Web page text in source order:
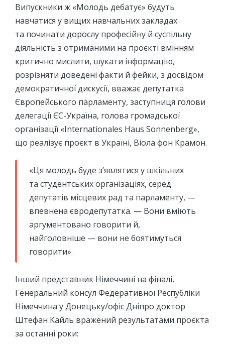
Випускники ж «Молодь дебатує» будуть
навчатися у вищих навчальних закладах
та починати дорослу професійну й суспільну
діяльність з отриманими на проєкті вмінням
критично мислити, шукати інформацію,
розрізняти доведені факти й фейки, з досвідом
демократичної дискусії, вважає депутатка
Європейського парламенту, заступниця голови
делегації ЄС-Україна, голова громадської
організації «Internationales Haus Sonnenberg»,
що реалізує проєкт в Україні, Віола фон Крамон.
«Ця молодь буде з’являтися у шкільних
та студентських організаціях, серед
депутатів місцевих рад та парламенту, —
впевнена євродепутатка. — Вони вміють
аргументовано говорити й,
найголовніше — вони не боятимуться
говорити».
Інший представник Німеччині на фіналі,
Генеральний консул Федеративної Республіки
Німеччина у Донецьку/офіс Дніпро доктор
Штефан Кайль вражений результатами проєкта
за останні роки: